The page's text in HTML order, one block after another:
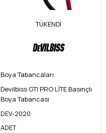
TÜKENDI
Boya Tabancaları
Devilbiss GTI PRO LİTE Basınçlı
Boya Tabancası
DEV-2020
ADET